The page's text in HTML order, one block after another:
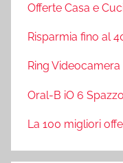
Offerte Casa e
Risparmia fino al
Ring
Oral-B iO 6
La 100 migliori